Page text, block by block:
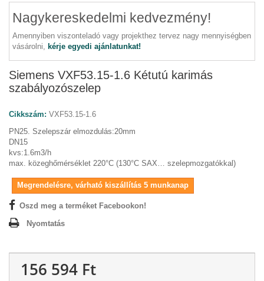
Nagykereskedelmi kedvezmény!
Amennyiben viszonteladó vagy projekthez tervez nagy mennyiségben
vásárolni, kérje egyedi ajánlatunkat!
Siemens VXF53.15-1.6 Kétutú karimás
szabályozószelep
Cikkszám: VXF53.15-1.6
PN25. Szelepszár elmozdulás:20mm
DN15
kvs:1.6m3/h
max. közeghőmérséklet 220°C (130°C SAX… szelepmozgatókkal)
Megrendelésre, várható kiszállítás 5 munkanap
Oszd meg a terméket Facebookon!
Nyomtatás
156 594 Ft